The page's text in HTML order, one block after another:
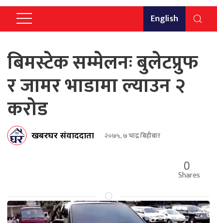
English
बिमस्टेक सम्मेलनः बुलेटप्रुफ
र जामर भाडामा ल्याउन २
करोड
खबरघर संवाददाता २०७५, ७ भाद्र बिहीबार
0
Shares